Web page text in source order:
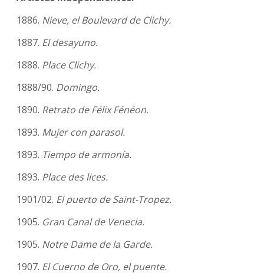
1886. Nieve, el Boulevard de Clichy.
1887. El desayuno.
1888. Place Clichy.
1888/90. Domingo.
1890. Retrato de Félix Fénéon.
1893. Mujer con parasol.
1893. Tiempo de armonía.
1893. Place des lices.
1901/02. El puerto de Saint-Tropez.
1905. Gran Canal de Venecia.
1905. Notre Dame de la Garde.
1907. El Cuerno de Oro, el puente.